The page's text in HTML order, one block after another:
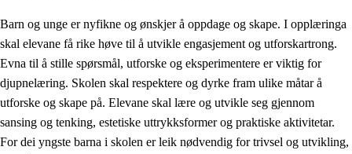
1. Verdigrunnlaget i opplæringa
1.1 Menneskeverdet
Identitet og kulturelt mangfald
1.3 Kritisk tenking og etisk bevisstheit
Barn og unge er nyfikne og ønskjer å oppdage og skape. I opplæringa
skal elevane få rike høve til å utvikle engasjement og utforskartrong.
Evna til å stille spørsmål, utforske og eksperimentere er viktig for
djupnelæring. Skolen skal respektere og dyrke fram ulike måtar å
utforske og skape på. Elevane skal lære og utvikle seg gjennom
sansing og tenking, estetiske uttrykksformer og praktiske aktivitetar.
For dei yngste barna i skolen er leik nødvendig for trivsel og utvikling,